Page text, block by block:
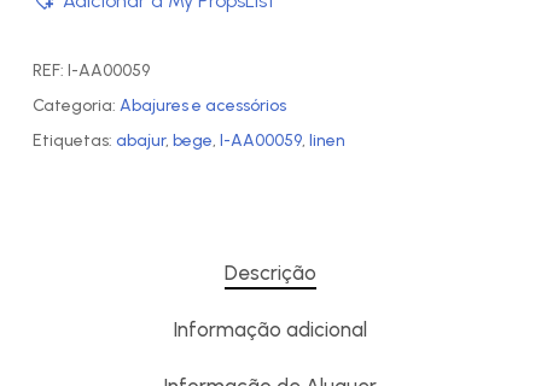
REF: I-AA00059
Categoria: Abajures e acessórios
Etiquetas: abajur, bege, I-AA00059, linen
Descrição
Informação adicional